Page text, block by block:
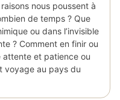
nous poussent à
de temps ? Que
ou dans l’invisible
? Comment en finir ou
attente et patience ou
voyage au pays du